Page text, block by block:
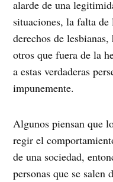
alarde de una
situaciones, la falta
derechos de
otros que fuera de la
a estas verdaderas
impunemente.
Algunos piensan que
regir el
de una sociedad,
personas que se salen